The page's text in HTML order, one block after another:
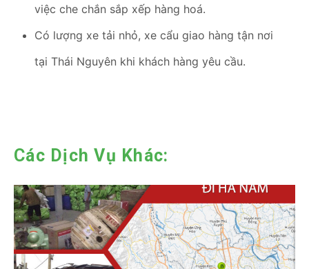
việc che chắn sắp xếp hàng hoá.
Có lượng xe tải nhỏ, xe cẩu giao hàng tận nơi
tại Thái Nguyên khi khách hàng yêu cầu.
Các Dịch Vụ Khác: